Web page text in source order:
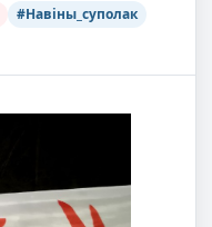
#Навіны_суполак